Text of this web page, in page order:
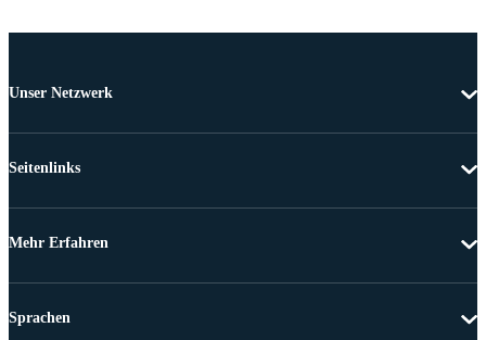
Unser Netzwerk
Seitenlinks
Mehr Erfahren
Sprachen